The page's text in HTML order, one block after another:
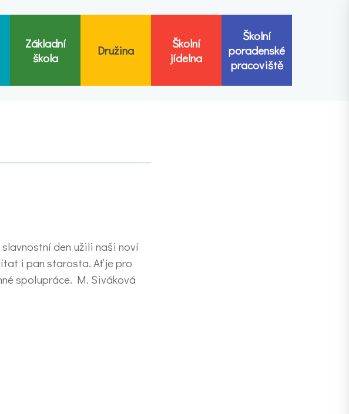
Základní
škola
Družina
Školní
jídelna
Školní
poradenské
pracoviště
den užili naši noví
i pan starosta. Ať je pro
spolupráce. M. Siváková